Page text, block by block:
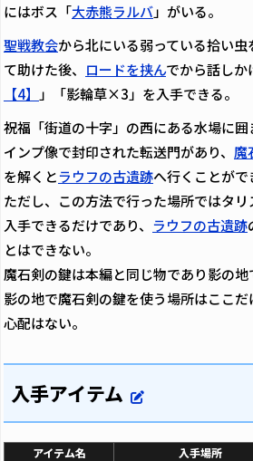
にはボス「大赤熊ラルバ」がいる。
聖戦教会から北にいる弱っている拾い虫
て助けた後、 ロードを挟んでから話しか
【4】
」「影輪草×3」を入手できる。
祝福「街道の十字」の西にある水場に
インプ像で封印された転送門があり、 魔
を解くとラウフの古遺跡へ行くことがで
ただし、この方法で行った場所ではタリ
入手できるだけであり、 ラウフの古遺跡
とはできない。
魔石剣の鍵は本編と同じ物であり影の
影の地で魔石剣の鍵を使う場所はここ
心配はない。
入手アイテム
アイテム名 入手場所